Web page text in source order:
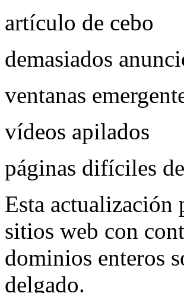
artículo de cebo
demasiados
ventanas
vídeos apilados
páginas difíciles
Esta actualización
sitios web con
dominios enteros
delgado.